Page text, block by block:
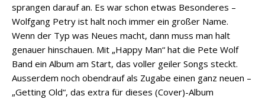
sprangen darauf an. Es war schon etwas Besonderes –
Wolfgang Petry ist halt noch immer ein großer Name.
Wenn der Typ was Neues macht, dann muss man halt
genauer hinschauen. Mit „Happy Man“ hat die Pete Wolf
Band ein Album am Start, das voller geiler Songs steckt.
Ausserdem noch obendrauf als Zugabe einen ganz neuen –
„Getting Old“, das extra für dieses (Cover)-Album